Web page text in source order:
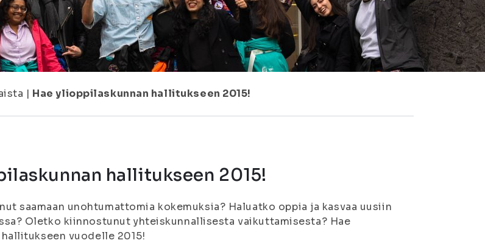
| Hae ylioppilaskunnan hallitukseen 2015!
hallitukseen 2015!
saamaan unohtumattomia kokemuksia? Haluatko oppia ja kasvaa uusiin
Oletko kiinnostunut yhteiskunnallisesta vaikuttamisesta? Hae
vuodelle 2015!